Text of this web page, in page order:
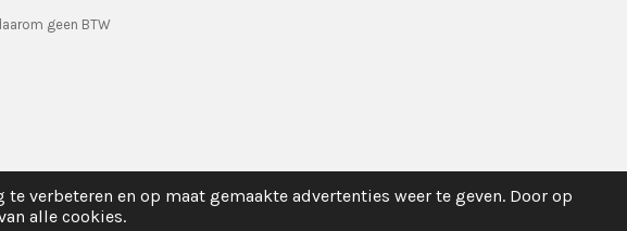
verbeteren en op maat gemaakte advertenties weer te geven. Door op
alle cookies.
geen BTW